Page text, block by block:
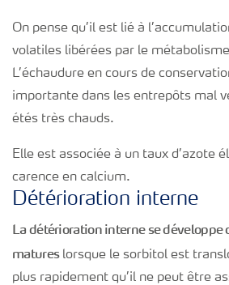
On pense qu’il est lié à
volatiles libérées par le
L’échaudure en cours de
importante dans les entrepôts mal
étés très chauds.
Elle est associée à un taux d’azote
carence en calcium.
Détérioration interne
La détérioration interne se développe
matureslorsque le sorbitol est
plus rapidement qu’il ne peut être